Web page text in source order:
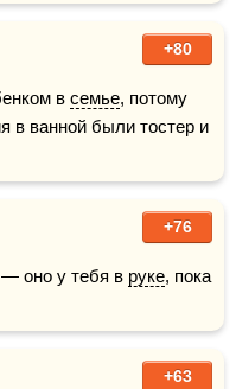
+80
в семье, потому
в ванной были тостер и
+76
— оно у тебя в руке, пока
+63